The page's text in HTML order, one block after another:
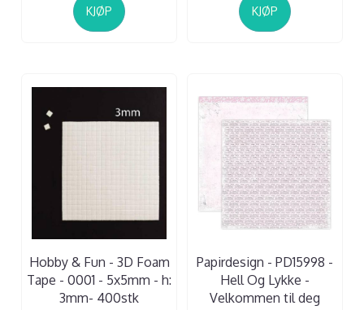
KJØP KJØP
Hobby & Fun - 3D Foam
Tape - 0001 - 5x5mm - h:
3mm- 400stk
Papirdesign - PD15998 -
Hell Og Lykke -
Velkommen til deg